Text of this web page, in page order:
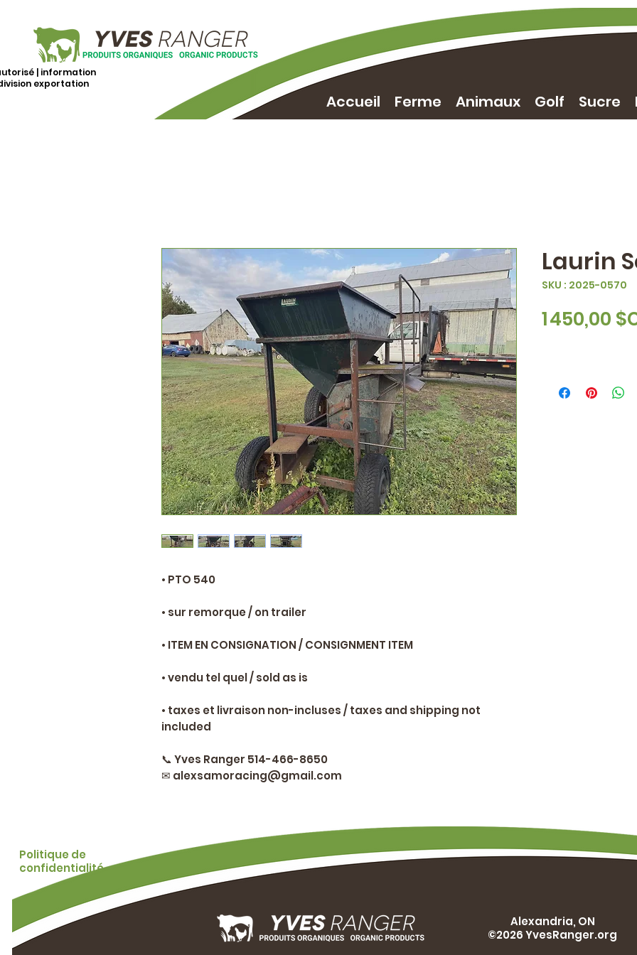
| information
exportation
Accueil Ferme Animaux Golf Sucre
• PTO 540
• sur remorque / on trailer
• ITEM EN CONSIGNATION / CONSIGNMENT ITEM
• vendu tel quel / sold as is
• taxes et livraison non-incluses / taxes and shipping not
included
📞 Yves Ranger 514-466-8650
✉ alexsamoracing@gmail.com
Laurin
SKU : 2025-0570
1 450,00
Alexandria, ON
©2026 YvesRanger.org
Politique de
confidentialité